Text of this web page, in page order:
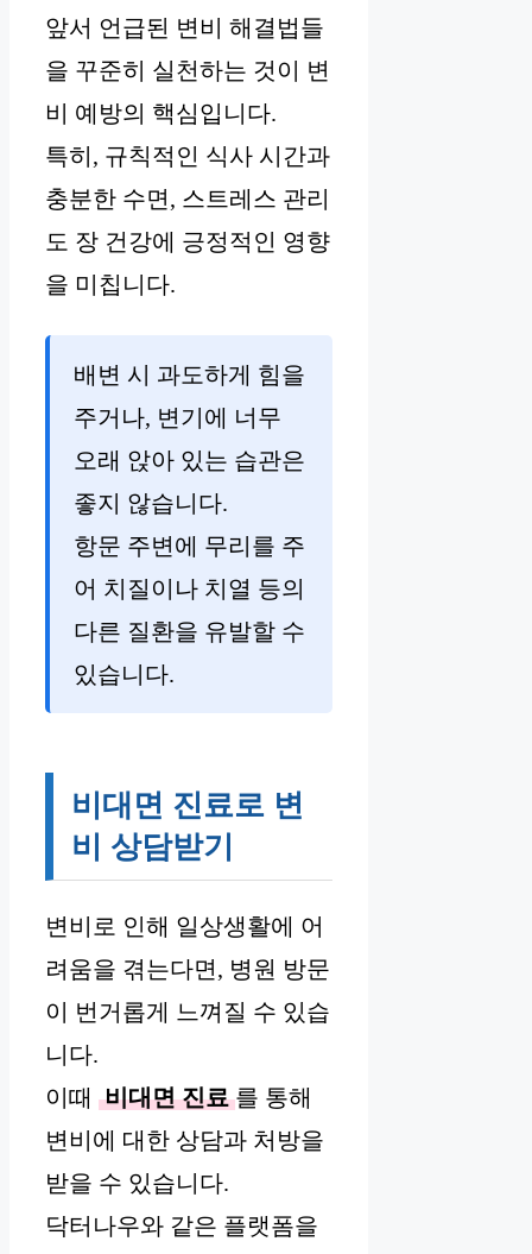
앞서 언급된 변비 해결법들
을 꾸준히 실천하는 것이 변
비 예방의 핵심입니다.
특히, 규칙적인 식사 시간과
충분한 수면, 스트레스 관리
도 장 건강에 긍정적인 영향
을 미칩니다.
배변 시 과도하게 힘을
주거나, 변기에 너무
오래 앉아 있는 습관은
좋지 않습니다.
항문 주변에 무리를 주
어 치질이나 치열 등의
다른 질환을 유발할 수
있습니다.
비대면 진료로 변
비 상담받기
변비로 인해 일상생활에 어
려움을 겪는다면, 병원 방문
이 번거롭게 느껴질 수 있습
니다.
이때
비대면 진료 를 통해
변비에 대한 상담과 처방을
받을 수 있습니다.
닥터나우와 같은 플랫폼을